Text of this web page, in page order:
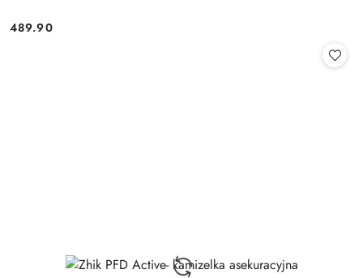
Cena:
489.90